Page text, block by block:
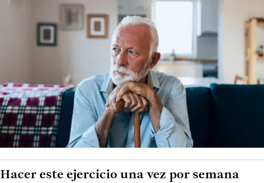
Hacer este ejercicio una vez por semana